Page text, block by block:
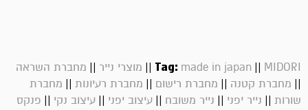
Tag: made in japan || MIDORI
|| מוצרי נייר || מחברת השראה
|| מחברת קטנה || מחברת רישום || מחברת רעיונות || מחברת
שורות || נייר יפני || נייר משובח || עיצוב יפני || עיצוב נקי || פנקס